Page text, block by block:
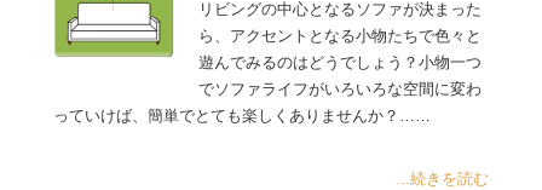
リビングの中心となるソファが決まった
ら、アクセントとなる小物たちで色々と
遊んでみるのはどうでしょう？小物一つ
でソファライフがいろいろな空間に変わ
っていけば、簡単でとても楽しくありませんか？……
...続きを読む